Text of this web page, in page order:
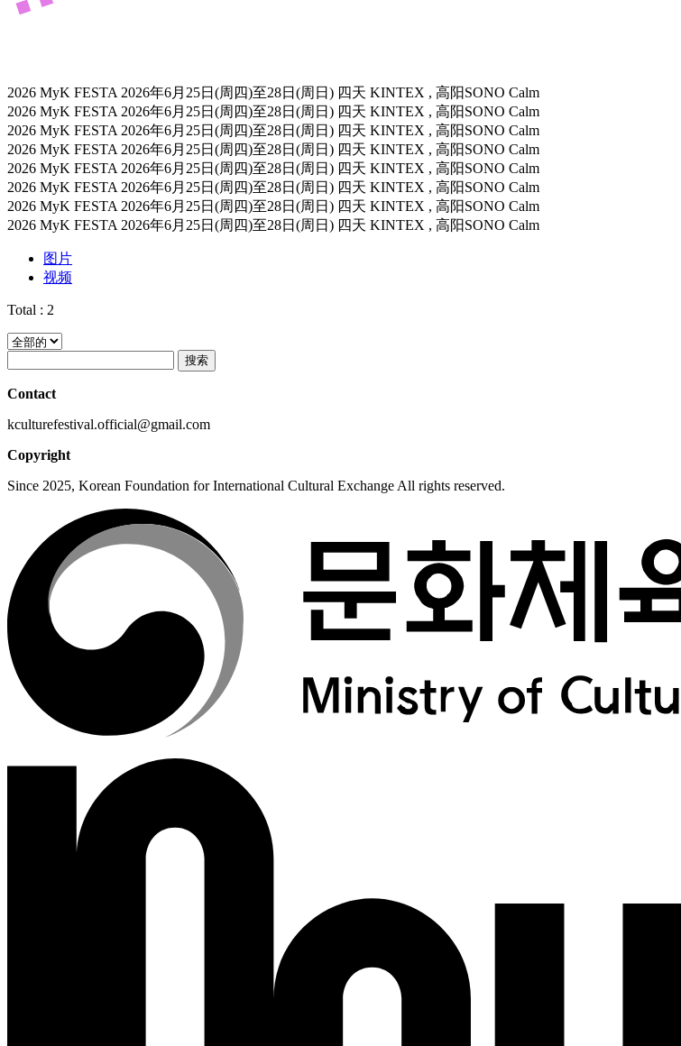
2026 MyK FESTA 2026年6月25日(周四)至28日(周日) 四天 KINTEX , 高阳SONO Calm
2026 MyK FESTA 2026年6月25日(周四)至28日(周日) 四天 KINTEX , 高阳SONO Calm
2026 MyK FESTA 2026年6月25日(周四)至28日(周日) 四天 KINTEX , 高阳SONO Calm
2026 MyK FESTA 2026年6月25日(周四)至28日(周日) 四天 KINTEX , 高阳SONO Calm
2026 MyK FESTA 2026年6月25日(周四)至28日(周日) 四天 KINTEX , 高阳SONO Calm
2026 MyK FESTA 2026年6月25日(周四)至28日(周日) 四天 KINTEX , 高阳SONO Calm
2026 MyK FESTA 2026年6月25日(周四)至28日(周日) 四天 KINTEX , 高阳SONO Calm
2026 MyK FESTA 2026年6月25日(周四)至28日(周日) 四天 KINTEX , 高阳SONO Calm
图片
视频
Total : 2
搜索
Contact
kculturefestival.official@gmail.com
Copyright
Since 2025, Korean Foundation for International Cultural Exchange All rights reserved.